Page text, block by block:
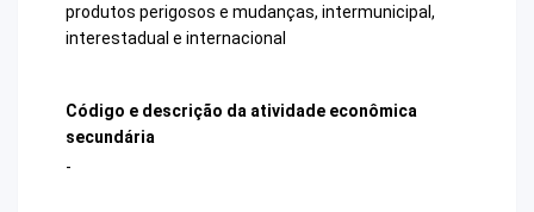
produtos perigosos e mudanças, intermunicipal,
interestadual e internacional
Código e descrição da atividade econômica
secundária
-